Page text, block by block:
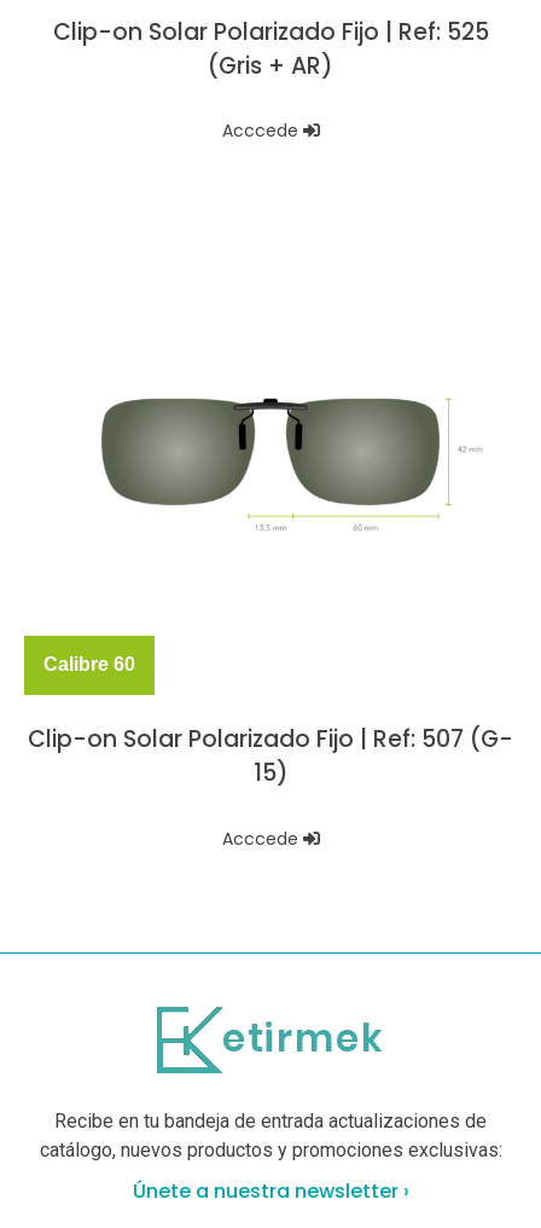
Clip-on Solar Polarizado Fijo | Ref: 525
(Gris + AR)
Acccede
Calibre 60
Clip-on Solar Polarizado Fijo | Ref: 507 (G-
15)
Acccede
Recibe en tu bandeja de entrada actualizaciones de
catálogo, nuevos productos y promociones exclusivas:
Únete a nuestra newsletter ›